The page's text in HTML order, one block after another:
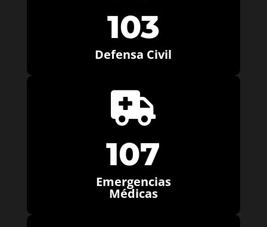
103
Defensa Civil

107
Emergencias
Médicas